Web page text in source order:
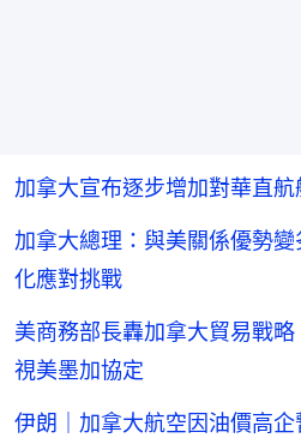
加拿大宣布逐步增加對華直
加拿大總理：與美關係優勢
化應對挑戰
美商務部長轟加拿大貿易戰
視美墨加協定
伊朗｜加拿大航空因油價高